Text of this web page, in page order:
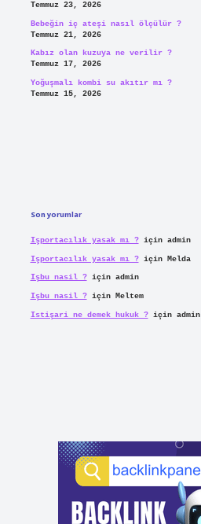
Temmuz 23, 2026
Bebeğin iç ateşi nasıl ölçülür ?
Temmuz 21, 2026
Kabız olan kuzuya ne verilir ?
Temmuz 17, 2026
Yoğuşmalı kombi su akıtır mı ?
Temmuz 15, 2026
Son yorumlar
Işportacılık yasak mı ?için admin
Işportacılık yasak mı ?için Melda
Işbu nasil ?için admin
Işbu nasil ?için Meltem
Istişari ne demek hukuk ?için admin